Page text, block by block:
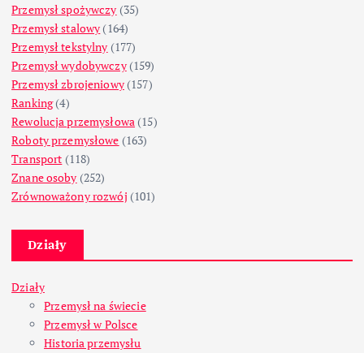
Przemysł spożywczy (35)
Przemysł stalowy (164)
Przemysł tekstylny (177)
Przemysł wydobywczy(159)
Przemysł zbrojeniowy(157)
Ranking(4)
Rewolucja przemysłowa (15)
Roboty przemysłowe (163)
Transport (118)
Znane osoby (252)
Zrównoważony rozwój (101)
Działy
Działy
Przemysł na świecie
Przemysł w Polsce
Historia przemysłu